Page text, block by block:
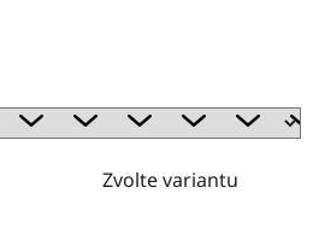
Zvolte variantu